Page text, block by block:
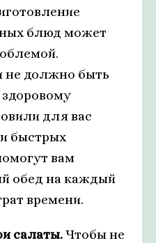
блюд может
не должно быть
здоровому
для вас
быстрых
вам
обед на каждый
времени.
салаты.Чтобы не